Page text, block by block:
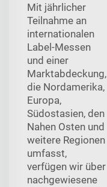
Mit jährlicher
Teilnahme an
internationalen
Label-Messen
und einer
Marktabdeckung,
die Nordamerika,
Europa,
Südostasien, den
Nahen Osten und
weitere Regionen
umfasst,
verfügen wir über
nachgewiesene